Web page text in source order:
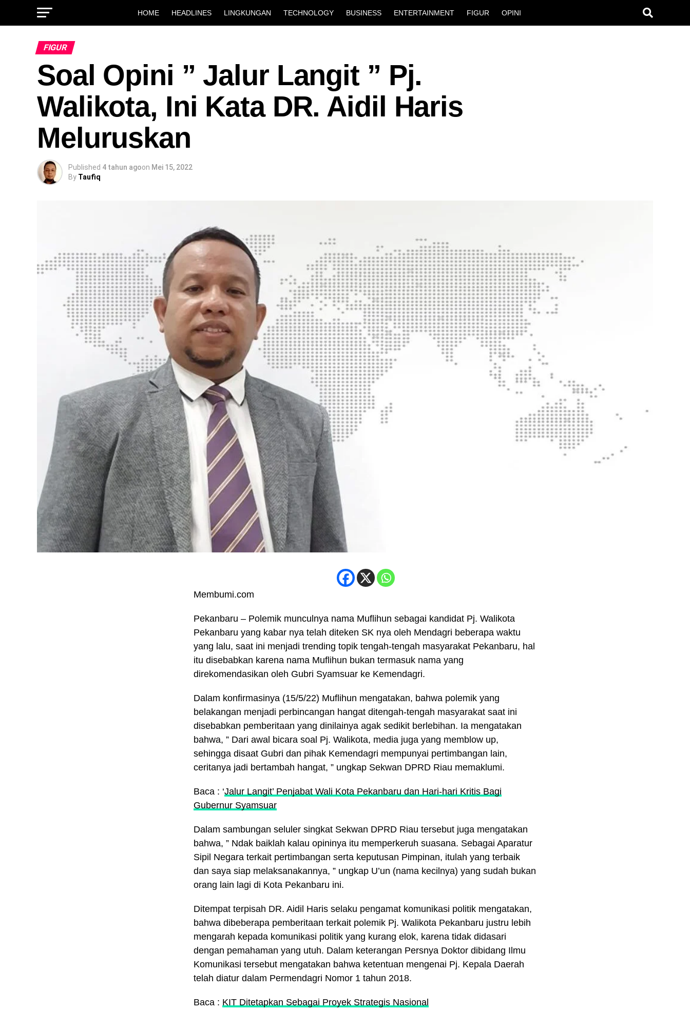
HOME HEADLINES LINGKUNGAN TECHNOLOGY BUSINESS ENTERTAINMENT FIGUR OPINI
FIGUR
Soal Opini ” Jalur Langit ” Pj.
Walikota, Ini Kata DR. Aidil Haris
Meluruskan
Published 4 tahun agoon Mei 15, 2022
By Taufiq
Membumi.com
Pekanbaru – Polemik munculnya nama Muflihun sebagai kandidat Pj. Walikota
Pekanbaru yang kabar nya telah diteken SK nya oleh Mendagri beberapa waktu
yang lalu, saat ini menjadi trending topik tengah-tengah masyarakat Pekanbaru, hal
itu disebabkan karena nama Muflihun bukan termasuk nama yang
direkomendasikan oleh Gubri Syamsuar ke Kemendagri.
Dalam konfirmasinya (15/5/22) Muflihun mengatakan, bahwa polemik yang
belakangan menjadi perbincangan hangat ditengah-tengah masyarakat saat ini
disebabkan pemberitaan yang dinilainya agak sedikit berlebihan. Ia mengatakan
bahwa, ” Dari awal bicara soal Pj. Walikota, media juga yang memblow up,
sehingga disaat Gubri dan pihak Kemendagri mempunyai pertimbangan lain,
ceritanya jadi bertambah hangat, ” ungkap Sekwan DPRD Riau memaklumi.
Baca : ‘Jalur Langit’ Penjabat Wali Kota Pekanbaru dan Hari-hari Kritis Bagi
Gubernur Syamsuar
Dalam sambungan seluler singkat Sekwan DPRD Riau tersebut juga mengatakan
bahwa, ” Ndak baiklah kalau opininya itu memperkeruh suasana. Sebagai Aparatur
Sipil Negara terkait pertimbangan serta keputusan Pimpinan, itulah yang terbaik
dan saya siap melaksanakannya, ” ungkap U’un (nama kecilnya) yang sudah bukan
orang lain lagi di Kota Pekanbaru ini.
Ditempat terpisah DR. Aidil Haris selaku pengamat komunikasi politik mengatakan,
bahwa dibeberapa pemberitaan terkait polemik Pj. Walikota Pekanbaru justru lebih
mengarah kepada komunikasi politik yang kurang elok, karena tidak didasari
dengan pemahaman yang utuh. Dalam keterangan Persnya Doktor dibidang Ilmu
Komunikasi tersebut mengatakan bahwa ketentuan mengenai Pj. Kepala Daerah
telah diatur dalam Permendagri Nomor 1 tahun 2018.
Baca : KIT Ditetapkan Sebagai Proyek Strategis Nasional